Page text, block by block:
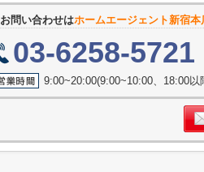
お問い合わせはホームエージェント新宿
03-6258-5721
9:00~20:00(9:00~10:00、18:00